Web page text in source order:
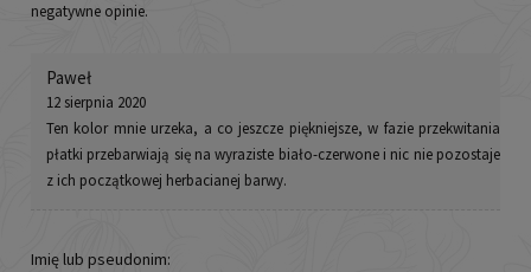
negatywne opinie.
Paweł
12 sierpnia 2020
Ten kolor mnie urzeka, a co jeszcze piękniejsze, w fazie przekwitania
płatki przebarwiają się na wyraziste biało-czerwone i nic nie pozostaje
z ich początkowej herbacianej barwy.
Imię lub pseudonim: